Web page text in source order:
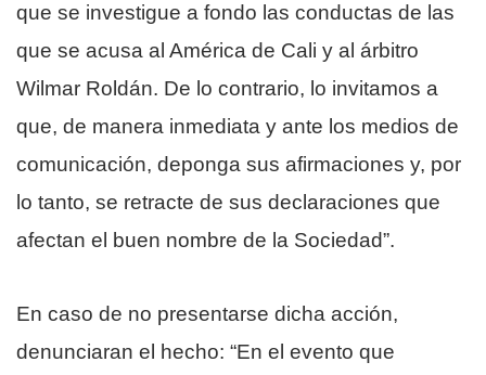
que se investigue a fondo las conductas de las
que se acusa al América de Cali y al árbitro
Wilmar Roldán. De lo contrario, lo invitamos a
que, de manera inmediata y ante los medios de
comunicación, deponga sus afirmaciones y, por
lo tanto, se retracte de sus declaraciones que
afectan el buen nombre de la Sociedad”.
En caso de no presentarse dicha acción,
denunciaran el hecho: “En el evento que